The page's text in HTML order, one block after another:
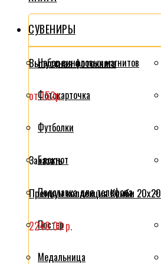
Выпускная фотокнига
от 152р.
Заказать
Премиум коллекция Комби 20x20
2240.00 р.
СУВЕНИРЫ
Набор виниловых магнитов
Фотокарточка
Футболки
Блокнот
Подставка для телефона
Постер
Медальница